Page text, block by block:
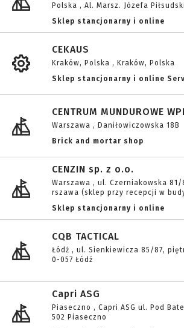
Polska , Al. Marsz. Józefa Piłsudskiego 141, 92-
318 Łódź, Polska
Sklep stancjonarny i online
CEKAUS
Kraków, Polska , Kraków, Polska
Sklep stancjonarny i online
CENTRUM MUNDUROWE
Warszawa , Daniłowiczowska 18B
Brick and mortar shop
CENZIN sp. z o.o.
Warszawa , ul. Czerniakowska 81/83 00-957 Wa
rszawa (sklep przy recepcji w
m) Godziny otwarcia: 8:00 - 16:00
Sklep stancjonarny i online
CQB TACTICAL
Łódź , ul. Sienkiewicza 85/87, piętro XI lok. 8 9
0-057 Łódź
Capri ASG
Piaseczno , Capri ASG ul. Pod Bateriami 48 05-
502 Piaseczno